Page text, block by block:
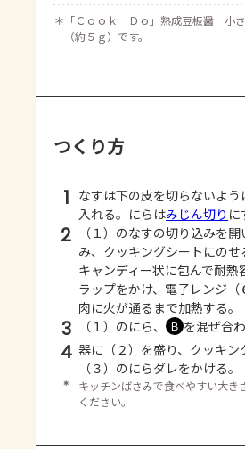
＊ 「Ｃｏｏｋ Ｄｏ」熟成豆板醤 小
（約５ｇ）です。
つくり方
1 なすは下の皮を切らないよ
入れる。にらはみじん切り に
2
（１）のなすの切り込みを
み、クッキングシートにのせ
キャンディー状に包んで耐
ラップをかけ、電子レンジ（
肉に火が通るまで加熱する。
3 （１）のにら、 Ｂ を混ぜ合
4 器に（２）を盛り、クッキン
（３）のにらダレをかける。
＊
キッチンばさみで食べやすい大き
ください。